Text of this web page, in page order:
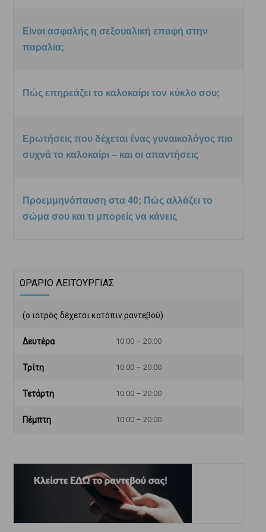
Είναι ασφαλής η σεξουαλική επαφή στην
παραλία;
Πώς επηρεάζει το καλοκαίρι τον κύκλο σου;
Ερωτήσεις που δέχεται ένας γυναικολόγος πιο
συχνά το καλοκαίρι – και οι απαντήσεις
Προεμμηνόπαυση στα 40; Πώς αλλάζει το
σώμα σου και τι μπορείς να κάνεις
ΩΡΑΡΙΟ ΛΕΙΤΟΥΡΓΙΑΣ
(ο ιατρός δέχεται κατόπιν ραντεβού)
Δευτέρα 10:00 – 20:00
Τρίτη 10:00 – 20:00
Τετάρτη 10:00 – 20:00
Πέμπτη 10:00 – 20:00